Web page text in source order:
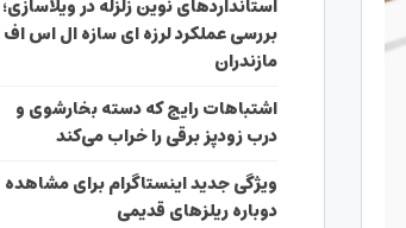
استانداردهای نوین زلزله در ویلاسازی؛
بررسی عملکرد لرزه ای سازه ال اس اف
مازندران
اشتباهات رایج که دسته بخارشوی و
درب زودپز برقی را خراب می‌کند
ویژگی جدید اینستاگرام برای مشاهده
دوباره ریلزهای قدیمی